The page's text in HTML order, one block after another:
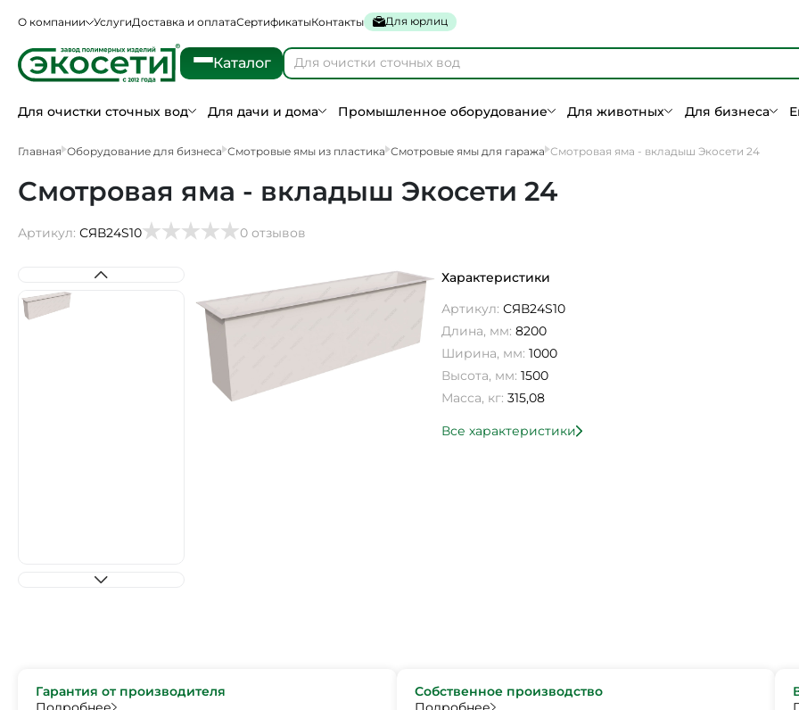
О компании УслугиДоставка и оплатаСертификатыКонтакты Для юрлиц
Каталог
Для очистки сточных вод Для дачи и дома Промышленное оборудование Для животных Для бизнеса
Главная Оборудование для бизнеса Смотровые ямы из пластика Смотровые ямы для гаража Смотровая яма - вкладыш Экосети 24
Смотровая яма - вкладыш Экосети 24
Артикул: СЯВ24S10 0 отзывов
Характеристики
Артикул: СЯВ24S10
Длина, мм: 8200
Ширина, мм: 1000
Высота, мм: 1500
Масса, кг: 315,08
Все характеристики
Гарантия от производителя
Собственное производство